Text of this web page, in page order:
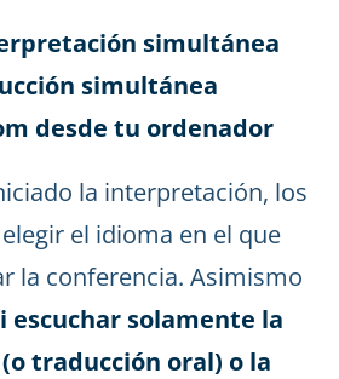
simultánea
simultánea
desde tu ordenador
la interpretación, los
el idioma en el que
la conferencia. Asimismo
escuchar solamente la
traducción oral) o la